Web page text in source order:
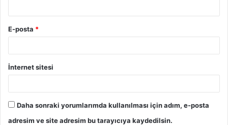
E-posta *
İnternet sitesi
Daha sonraki yorumlarımda kullanılması için adım, e-posta
adresim ve site adresim bu tarayıcıya kaydedilsin.